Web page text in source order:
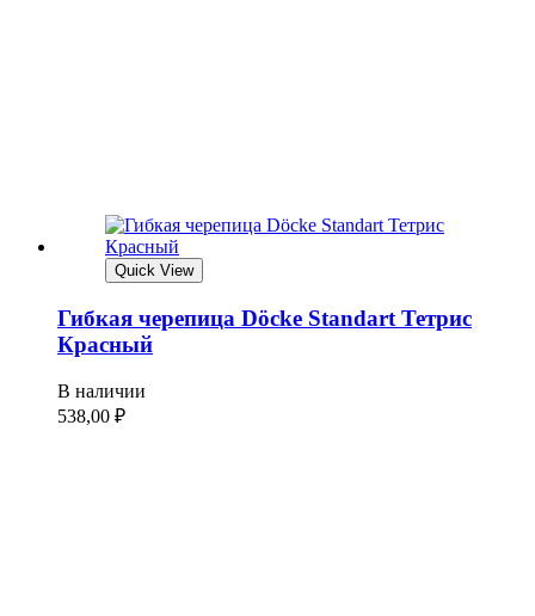
Quick View
Гибкая черепица Döcke Standart Тетрис
Красный
В наличии
538,00 ₽